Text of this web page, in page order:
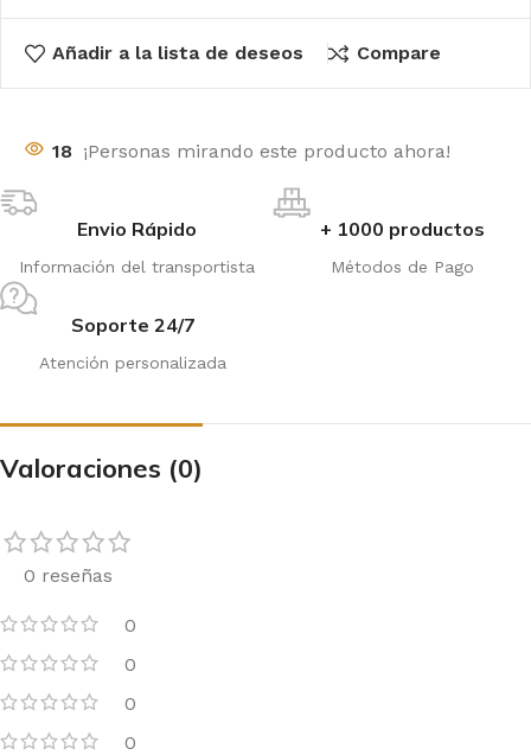
Añadir a la lista de deseos Compare
18 ¡Personas mirando este producto ahora!
Envio Rápido
Información del transportista
+ 1000 productos
Métodos de Pago
Soporte 24/7
Atención personalizada
Valoraciones (0)
0 reseñas
0
0
0
0